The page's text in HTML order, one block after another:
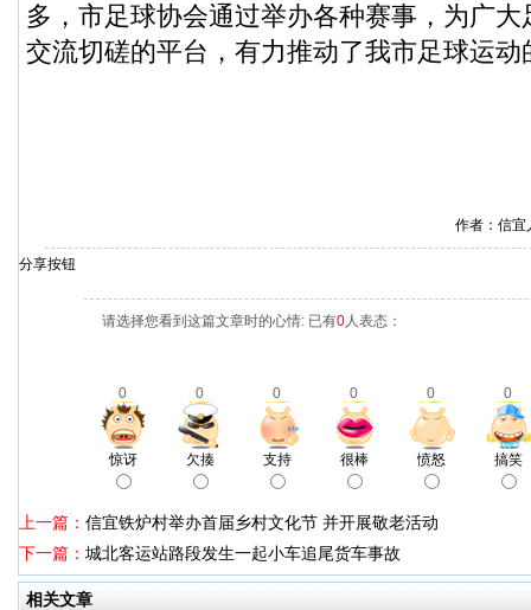
多，市足球协会通过举办各种赛事，为广
交流切磋的平台，有力推动了我市足球运动
作者：信
分享按钮
请选择您看到这篇文章时的心情: 已有0人表态：
0 0 0 0 0 0
惊讶 欠揍 支持 很棒 愤怒 搞笑
上一篇： 信宜铁炉村举办首届乡村文化节 并开展敬老活动
下一篇： 城北客运站路段发生一起小车追尾货车事故
相关文章